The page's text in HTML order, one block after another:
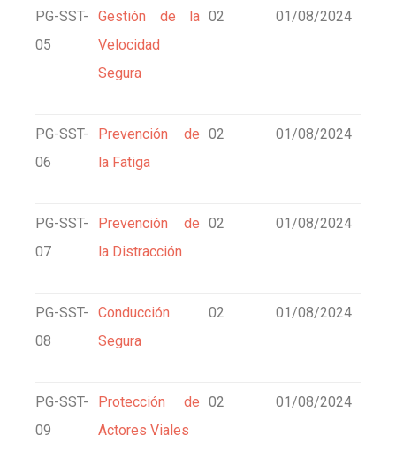
PG-SST-
05
Gestión de la
Velocidad
Segura
02 01/08/2024
PG-SST-
06
Prevención de
la Fatiga
02 01/08/2024
PG-SST-
07
Prevención de
la Distracción
02 01/08/2024
PG-SST-
08
Conducción
Segura
02 01/08/2024
PG-SST-
09
Protección de
Actores Viales
02 01/08/2024